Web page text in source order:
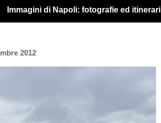
Immagini di Napoli: fotografie ed itinerari
2012